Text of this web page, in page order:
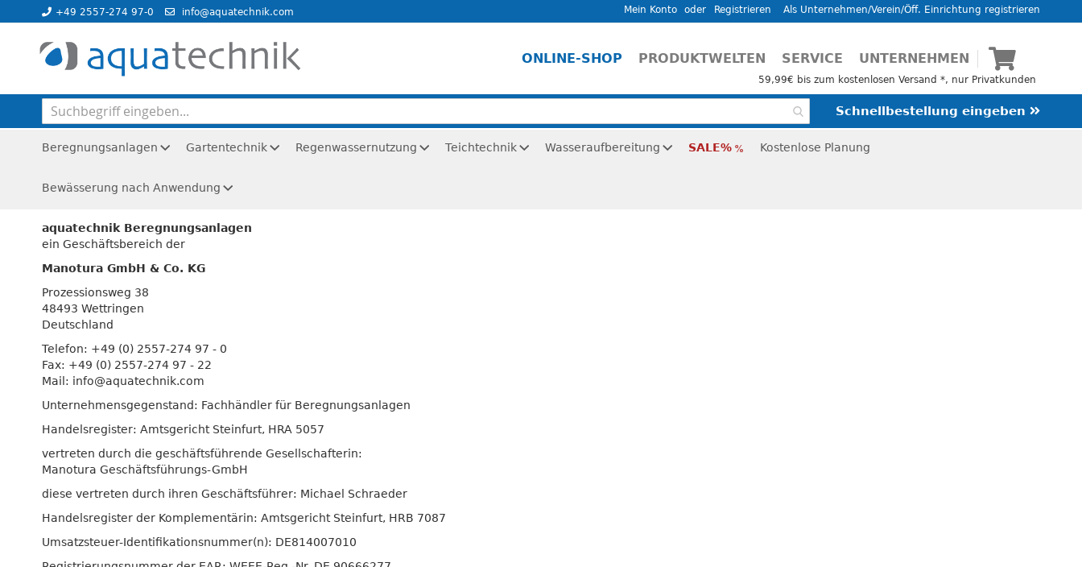
+49 2557-274 97-0 info@aquatechnik.com
Direkt
zum
Inhalt
Als Unternehmen/Verein/Öff. Einrichtung registrieren
Mein Konto Registrieren
ONLINE-SHOP PRODUKTWELTEN SERVICE UNTERNEHMEN
59,99€ bis zum kostenlosen Versand *, nur Privatkunden
Mein
Schnellbestellung eingeben
Beregnungsanlagen Gartentechnik Regenwassernutzung Teichtechnik Wasseraufbereitung SALE Kostenlose Planung
Bewässerung nach Anwendung
Startseite Impressum
aquatechnik Beregnungsanlagen
ein Geschäftsbereich der
Manotura GmbH & Co. KG
Prozessionsweg 38
48493 Wettringen
Deutschland
Telefon: +49 (0) 2557-274 97 - 0
Fax: +49 (0) 2557-274 97 - 22
Mail: info@aquatechnik.com
Unternehmensgegenstand: Fachhändler für Beregnungsanlagen
Handelsregister: Amtsgericht Steinfurt, HRA 5057
vertreten durch die geschäftsführende Gesellschafterin:
Manotura Geschäftsführungs-GmbH
diese vertreten durch ihren Geschäftsführer: Michael Schraeder
Handelsregister der Komplementärin: Amtsgericht Steinfurt, HRB 7087
Umsatzsteuer-Identifikationsnummer(n): DE814007010